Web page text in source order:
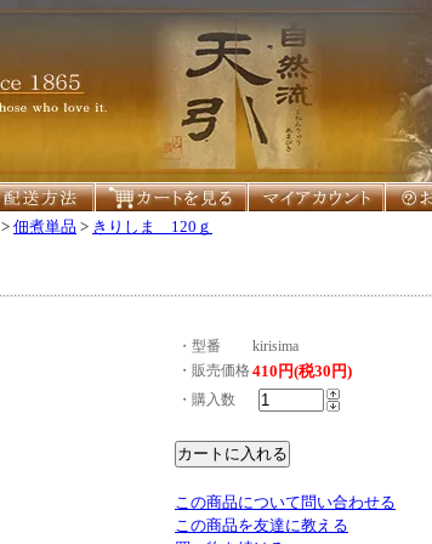
> 佃煮単品 > きりしま 120ｇ
・型番
kirisima
・販売価格410円(税30円)
・購入数
この商品について問い合わせる
この商品を友達に教える